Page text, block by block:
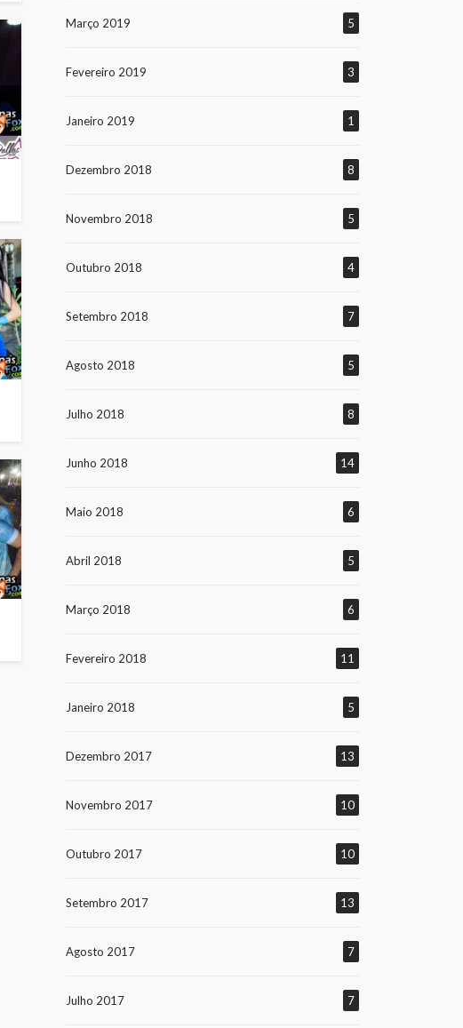
Março 2019 5
Fevereiro 2019 3
Janeiro 2019 1
Dezembro 2018 8
Novembro 2018 5
Outubro 2018 4
Setembro 2018 7
Agosto 2018 5
Julho 2018 8
Junho 2018 14
Maio 2018 6
Abril 2018 5
Março 2018 6
Fevereiro 2018 11
Janeiro 2018 5
Dezembro 2017 13
Novembro 2017 10
Outubro 2017 10
Setembro 2017 13
Agosto 2017 7
Julho 2017 7